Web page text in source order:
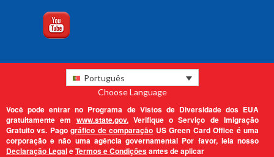
Português
Choose Language
Você pode entrar no Programa de Vistos de Diversidade dos EUA
gratuitamente em www.state.gov.Verifique o Serviço de Imigração
Gratuito vs. Pagográfico de comparação US Green Card Office é uma
corporação e não uma agência governamental Por favor, leia nosso
Declaração LegaleTermos e Condiçõesantes de aplicar